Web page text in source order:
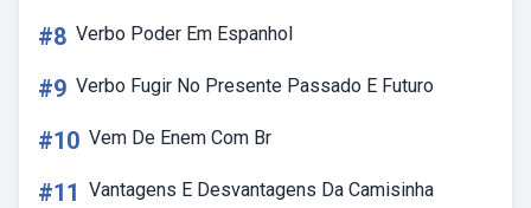
#8 Verbo Poder Em Espanhol
#9 Verbo Fugir No Presente Passado E Futuro
#10 Vem De Enem Com Br
#11 Vantagens E Desvantagens Da Camisinha